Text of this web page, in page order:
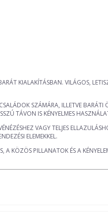
KIALAKÍTÁSBAN. VILÁGOS,
SZÁMÁRA, ILLETVE BARÁTI
TÁVON IS KÉNYELMES
VAGY TELJES
ELEMEKKEL.
KÖZÖS PILLANATOK ÉS A